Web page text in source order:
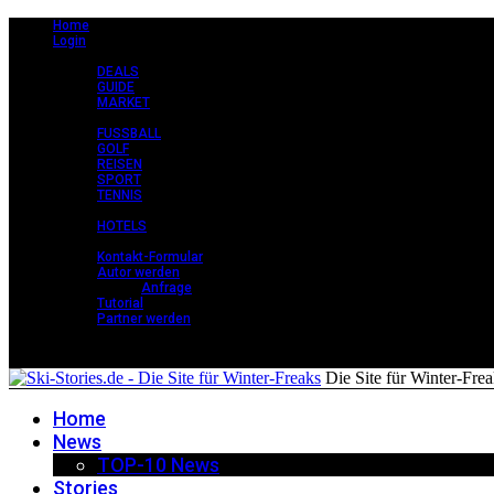
Home
Login
DEALS
GUIDE
MARKET
FUSSBALL
GOLF
REISEN
SPORT
TENNIS
HOTELS
Kontakt-Formular
Autor werden
Anfrage
Tutorial
Partner werden
Die Site für Winter-
Home
News
TOP-10 News
Stories